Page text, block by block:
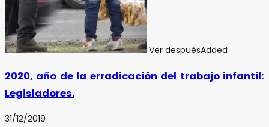
Ver despuésAdded
2020, año de la erradicación del trabajo infantil:
Legisladores.
31/12/2019